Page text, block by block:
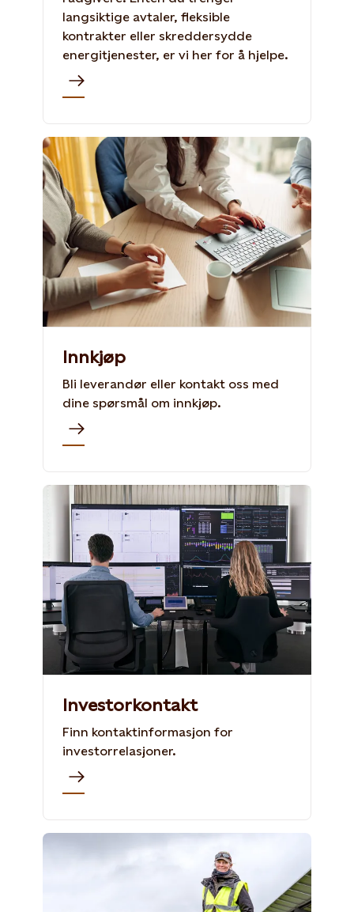
langsiktige avtaler, fleksible
kontrakter eller skreddersydde
energitjenester, er vi her for å hjelpe.
Innkjøp
Bli leverandør eller kontakt oss med
dine spørsmål om innkjøp.
Investorkontakt
Finn kontaktinformasjon for
investorrelasjoner.